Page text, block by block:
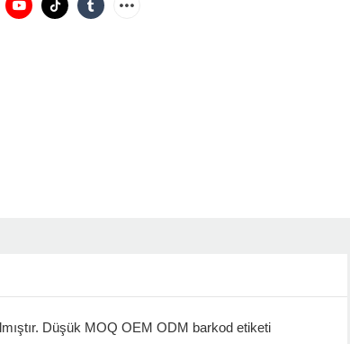
Düşük MOQ OEM ODM barkod etiketi